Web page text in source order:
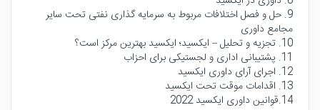
9. حل و فصل اختلافات مربوط به سرمایه گذاری نفتی تحت سایر
مجامع داوری
10. تجزیه و تحلیل – ایکسید؛ ایکسید بهترین مرکز است؟
11. پشتیبانی اداری و لجستیکی برای احزاب
12. اجرای آرای داوری ایکسید
13. اقدامات موقت تحت ایکسید
14.قوانین داوری ایکسید 2022